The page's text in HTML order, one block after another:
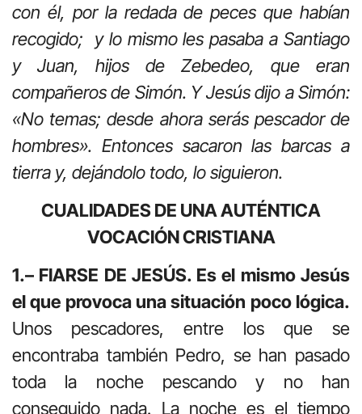
con él, por la redada de peces que habían
recogido; y lo mismo les pasaba a Santiago
y Juan, hijos de Zebedeo, que eran
compañeros de Simón. Y Jesús dijo a Simón:
«No temas; desde ahora serás pescador de
hombres». Entonces sacaron las barcas a
tierra y, dejándolo todo, lo siguieron.
CUALIDADES DE UNA AUTÉNTICA
VOCACIÓN CRISTIANA
1.– FIARSE DE JESÚS. Es el mismo Jesús
el que provoca una situación poco lógica.
Unos pescadores, entre los que se
encontraba también Pedro, se han pasado
toda la noche pescando y no han
conseguido nada. La noche es el tiempo